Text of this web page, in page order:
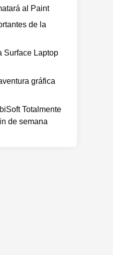
al Paint
de la
Surface Laptop
gráfica
Totalmente
de semana